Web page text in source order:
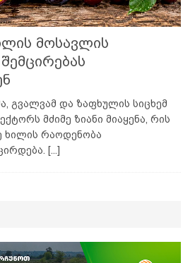
მოსავლის
გვალვამ და ზაფხულის სიცხემ
მძიმე ზიანი მიაყენა, რის
ხილის რაოდენობა
[...]